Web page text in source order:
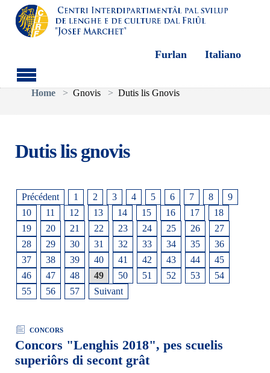
Aller au contenu principal
Furlan Italiano
Vous êtes ici:
Home
Gnovis Dutis lis Gnovis
Dutis lis gnovis
Précédent 1 2 3 4 5 6 7 8
9
10
11 12 13 14 15 16 17
18
19
20 21 22 23 24 25 26
27
28
29 30 31 32 33 34 35
36
37
38 39 40 41 42 43 44
45
46
47 48 49 50 51 52 53
54
55
56 57 Suivant
CONCORS
Concors "Lenghis 2018", pes scuelis
superiôrs di secont grât